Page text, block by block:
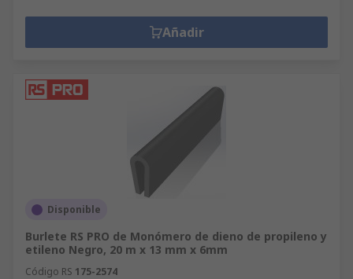
Añadir
Disponible
Burlete RS PRO de Monómero de dieno de propileno y
etileno Negro, 20 m x 13 mm x 6mm
Código RS 175-2574